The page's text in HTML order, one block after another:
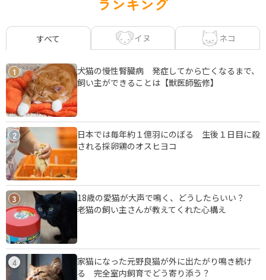
すべて イヌ ネコ
1
犬猫の慢性腎臓病 発症してから亡くなるまで、
飼い主ができることは【獣医師監修】
2
日本では毎年約１億羽にのぼる 生後１日目に殺
される採卵鶏のオスヒヨコ
3
18歳の愛猫が大声で鳴く、どうしたらいい？
老猫の飼い主さんが教えてくれた心構え
4
家猫になった元野良猫が外に出たがり鳴き続け
る 完全室内飼育でどう寄り添う？